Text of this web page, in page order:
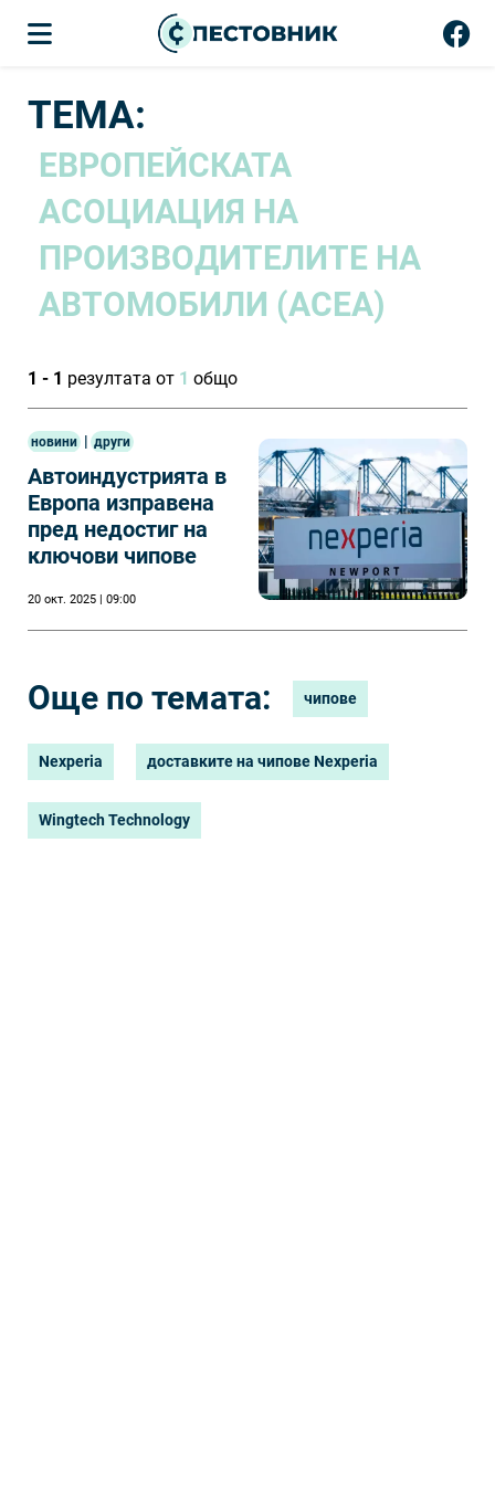
ТЕМА:
ЕВРОПЕЙСКАТА
АСОЦИАЦИЯ НА
ПРОИЗВОДИТЕЛИТЕ НА
АВТОМОБИЛИ (ACEA)
1 - 1 резултата от 1 общо
новини | други
Автоиндустрията в
Европа изправена
пред недостиг на
ключови чипове
20 окт. 2025 | 09:00
Още по темата: чипове
Nexperia доставките на чипове Nexperia
Wingtech Technology